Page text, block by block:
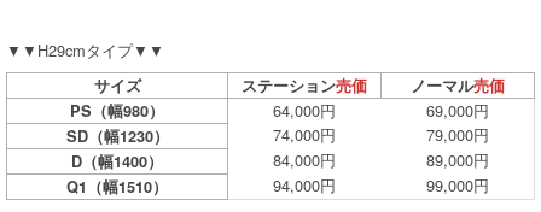
▼▼H29cmタイプ▼▼
サイズ ステーション売価 ノーマル売価
PS（幅980）
64,000円 69,000円
SD（幅1230） 74,000円 79,000円
D（幅1400） 84,000円 89,000円
Q1（幅1510） 94,000円 99,000円